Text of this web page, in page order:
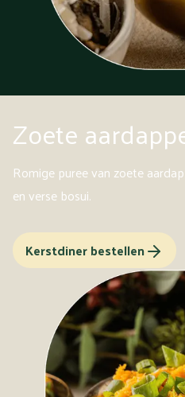
Zoete
Romige puree van zoete
en verse bosui.
Kerstdiner bestellen